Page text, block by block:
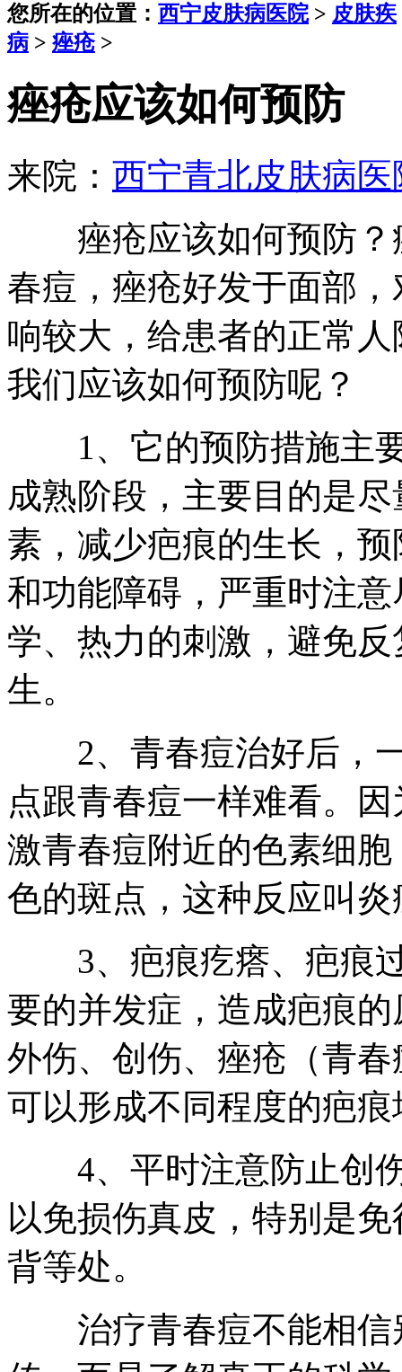
您所在的位置： 西宁皮肤病医院> 皮肤疾
病 > 痤疮 >
痤疮应该如何预防
来院： 西宁青北皮肤病医
痤疮应该如何预防？
春痘，痤疮好发于面部
响较大，给患者的正常
我们应该如何预防呢？
1、它的预防措施主要
成熟阶段，主要目的是
素，减少疤痕的生长，
和功能障碍，严重时注
学、热力的刺激，避免
生。
2、青春痘治好后，一
点跟青春痘一样难看。
激青春痘附近的色素细
色的斑点，这种反应叫
3、疤痕疙瘩、疤痕过
要的并发症，造成疤痕
外伤、创伤、痤疮（青
可以形成不同程度的疤
4、平时注意防止创伤
以免损伤真皮，特别是
背等处。
治疗青春痘不能相信